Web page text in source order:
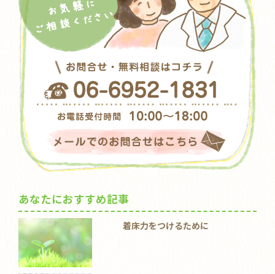
あなたにおすすめ記事
着床力をつけるために